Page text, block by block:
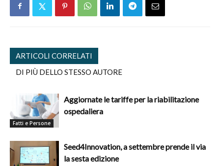
ARTICOLI CORRELATI
DI PIÙ DELLO STESSO AUTORE
Fatti e Persone
Aggiornate le tariffe per la riabilitazione
ospedaliera
Seed4Innovation, a settembre prende il via
la sesta edizione